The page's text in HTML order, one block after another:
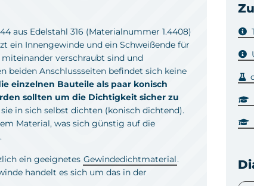
aus Edelstahl 316 (Materialnummer 1.4408)
ein Innengewinde und ein Schweißende für
verschraubt sind und
beiden Anschlussseiten befindet sich keine
einzelnen Bauteile als paar konisch
sollten um die Dichtigkeit sicher zu
in sich selbst dichten (konisch dichtend).
Material, was sich günstig auf die
ein geeignetes Gewindedichtmaterial.
handelt es sich um das in der